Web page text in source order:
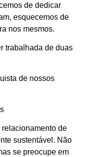
de dedicar
esquecemos de
nos mesmos.
trabalhada de duas
de nossos
de
sustentável. Não
se preocupe em